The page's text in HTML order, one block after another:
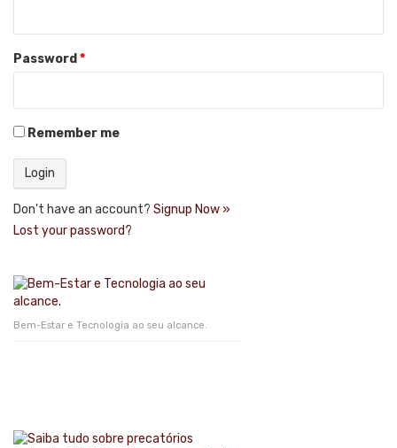
Password *
Remember me
Don't have an account? Signup Now »
Lost your password?
Bem-Estar e Tecnologia ao seu alcance.